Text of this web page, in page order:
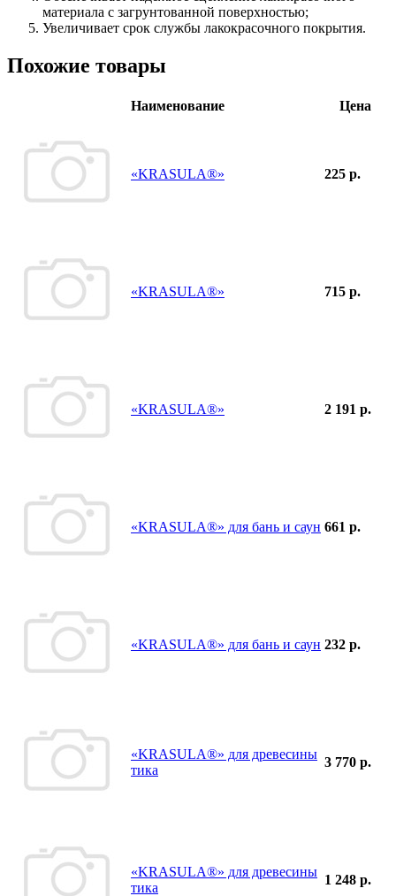
материала с загрунтованной поверхностью;
Увеличивает срок службы лакокрасочного покрытия.
Похожие товары
Наименование Цена
«KRASULA®» 225 р.
«KRASULA®» 715 р.
«KRASULA®» 2 191 р.
«KRASULA®» для бань и саун 661 р.
«KRASULA®» для бань и саун 232 р.
«KRASULA®» для древесины
тика
3 770 р.
«KRASULA®» для древесины
тика
1 248 р.